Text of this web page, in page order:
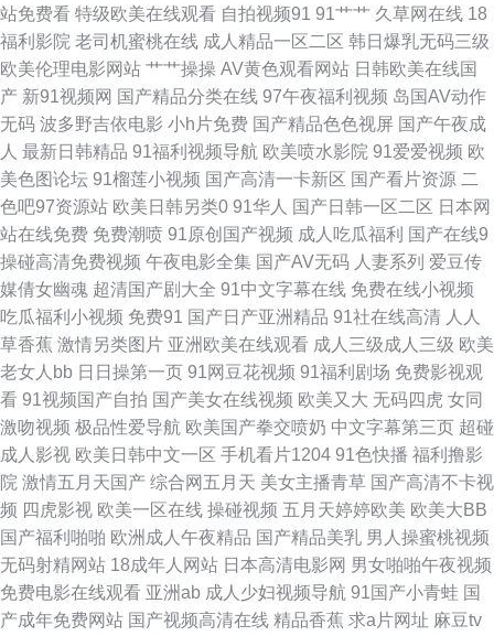
洲国产欧美另类 97超碰超碰窝窝 超碰在线公开免费 国语狠狠干 美女巨乳被
后入 日韩性爱网址 亚洲色淫网 91在线视频导航 超碰碰少妇 国产视频九区
欧美A片网址 三级视频国产 影音无码Av网 97超碰在线精品 成人中文字幕一
区 黄色色婷婷网站 女优AV导航 日韩欧美黄色 亚洲人成看片网址 97三级片
网 豆花影视av在线 九一社一至36 欧美在线电影群P 天天干天天添 自慰黄色
在线看 99成人 国产91白丝 久草欧美性爱 人妖伪娘专区 亚洲乱纶 91午夜电
影 成人91tv 含羞草麻豆污 伦理剧影院 日韩国产在线视频 亚洲伦理四区在线
www啪啪草 国产黄色高清网站 麻豆精品md 日韩你懂得 亚洲色情AV导航 97
草草 东方成人AV无码 九九黄色片性爱 欧美亚综合另类 天美九一 自拍第39
页 波多野吉依 国产午夜免费 91白虎 欧美啪啪91 亚洲成人免费电影 97精品
影视 福利社五月天 久久爱导航 日本伦理三区 性交美女 AV国产网址 国产嫩
草影院久久 蜜桃麻豆久久 三级网站大全 自拍视频五区 www91爱爱 国产乱
站免费看 特级欧美在线观看 自拍视频91 91艹艹 久草网在线 18
福利影院 老司机蜜桃在线 成人精品一区二区 韩日爆乳无码三级
欧美伦理电影网站 艹艹操操 AV黄色观看网站 日韩欧美在线国
产 新91视频网 国产精品分类在线 97午夜福利视频 岛国AV动作
无码 波多野吉依电影 小h片免费 国产精品色色视屏 国产午夜成
人 最新日韩精品 91福利视频导航 欧美喷水影院 91爱爱视频 欧
美色图论坛 91榴莲小视频 国产高清一卡新区 国产看片资源 二
色吧97资源站 欧美日韩另类0 91华人 国产日韩一区二区 日本网
站在线免费 免费潮喷 91原创国产视频 成人吃瓜福利 国产在线9
操碰高清免费视频 午夜电影全集 国产AV无码 人妻系列 爱豆传
媒倩女幽魂 超清国产剧大全 91中文字幕在线 免费在线小视频
吃瓜福利小视频 免费91 国产日产亚洲精品 91社在线高清 人人
草香蕉 激情另类图片 亚洲欧美在线观看 成人三级成人三级 欧美
老女人bb 日日操第一页 91网豆花视频 91福利剧场 免费影视观
看 91视频国产自拍 国产美女在线视频 欧美又大 无码四虎 女同
激吻视频 极品性爱导航 欧美国产拳交喷奶 中文字幕第三页 超碰
成人影视 欧美日韩中文一区 手机看片1204 91色快播 福利撸影
院 激情五月天国产 综合网五月天 美女主播青草 国产高清不卡视
频 四虎影视 欧美一区在线 操碰视频 五月天婷婷欧美 欧美大BB
国产福利啪啪 欧洲成人午夜精品 国产精品美乳 男人操蜜桃视频
无码射精网站 18成年人网站 日本高清电影网 男女啪啪午夜视频
免费电影在线观看 亚洲ab 成人少妇视频导航 91国产小青蛙 国
产成年免费网站 国产视频高清在线 精品香蕉 求a片网址 麻豆tv